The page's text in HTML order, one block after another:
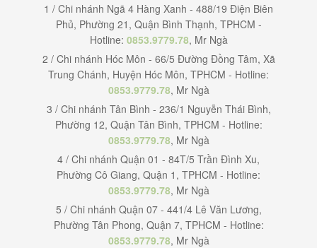
1 / Chi nhánh Ngã 4 Hàng Xanh - 488/19 Điện Biên
Phủ, Phường 21, Quận Bình Thạnh, TPHCM -
Hotline: 0853.9779.78, Mr Ngà
2 / Chi nhánh Hóc Môn - 66/5 Đường Đồng Tâm, Xã
Trung Chánh, Huyện Hóc Môn, TPHCM - Hotline:
0853.9779.78, Mr Ngà
3 / Chi nhánh Tân Bình - 236/1 Nguyễn Thái Bình,
Phường 12, Quận Tân Bình, TPHCM - Hotline:
0853.9779.78, Mr Ngà
4 / Chi nhánh Quận 01 - 84T/5 Trần Đình Xu,
Phường Cô Giang, Quận 1, TPHCM - Hotline:
0853.9779.78, Mr Ngà
5 / Chi nhánh Quận 07 - 441/4 Lê Văn Lương,
Phường Tân Phong, Quận 7, TPHCM - Hotline:
0853.9779.78, Mr Ngà